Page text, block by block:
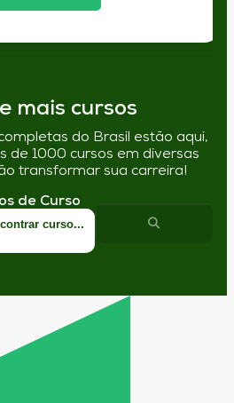
mais cursos
do Brasil estão aqui,
de 1000 cursos em diversas
transformar sua carreira!
de Curso